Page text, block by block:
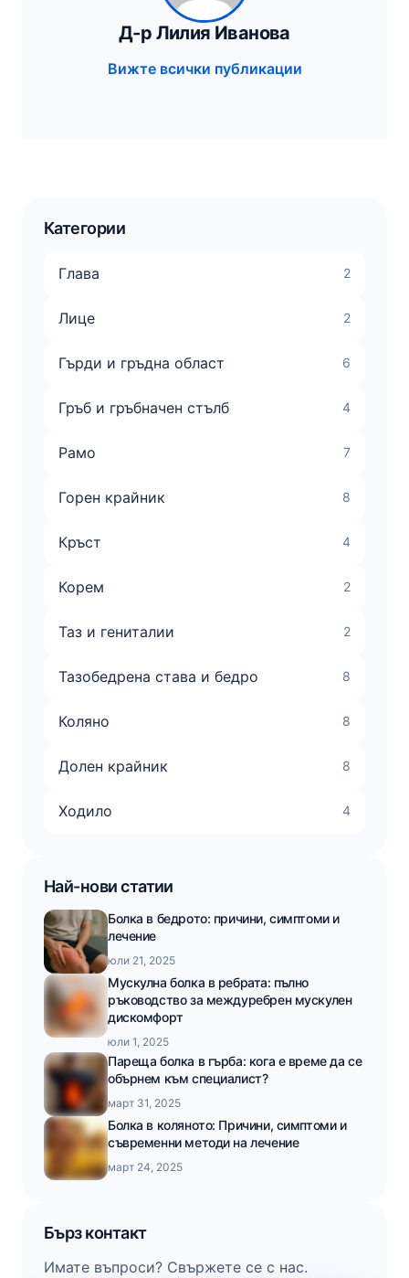
Д-р Лилия Иванова
Вижте всички публикации
Категории
Глава 2
Лице 2
Гърди и гръдна област 6
Гръб и гръбначен стълб 4
Рамо 7
Горен крайник 8
Кръст 4
Корем 2
Таз и гениталии 2
Тазобедрена става и бедро 8
Коляно 8
Долен крайник 8
Ходило 4
Най-нови статии
Болка в бедрото: причини, симптоми и
лечение
юли 21, 2025
Мускулна болка в ребрата: пълно
ръководство за междуребрен мускулен
дискомфорт
юли 1, 2025
Пареща болка в гърба: кога е време да се
обърнем към специалист?
март 31, 2025
Болка в коляното: Причини, симптоми и
съвременни методи на лечение
март 24, 2025
Бърз контакт
Имате въпроси? Свържете се с нас.